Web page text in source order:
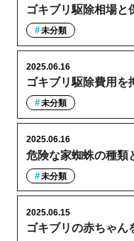
ゴキブリ駆除相場と
未分類
ゴキブリ駆除費用を
2025.06.16
未分類
危険な家蜘蛛の種類
2025.06.16
未分類
ゴキブリの赤ちゃん
2025.06.15